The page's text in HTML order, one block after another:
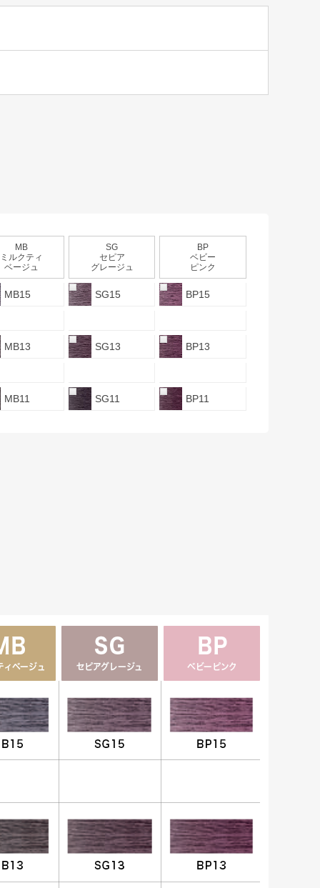
MB
ミルクティ
ベージュ
SG
セピア
グレージュ
BP
ベビー
ピンク
MB15 SG15 BP15
MB13 SG13 BP13
MB11 SG11 BP11